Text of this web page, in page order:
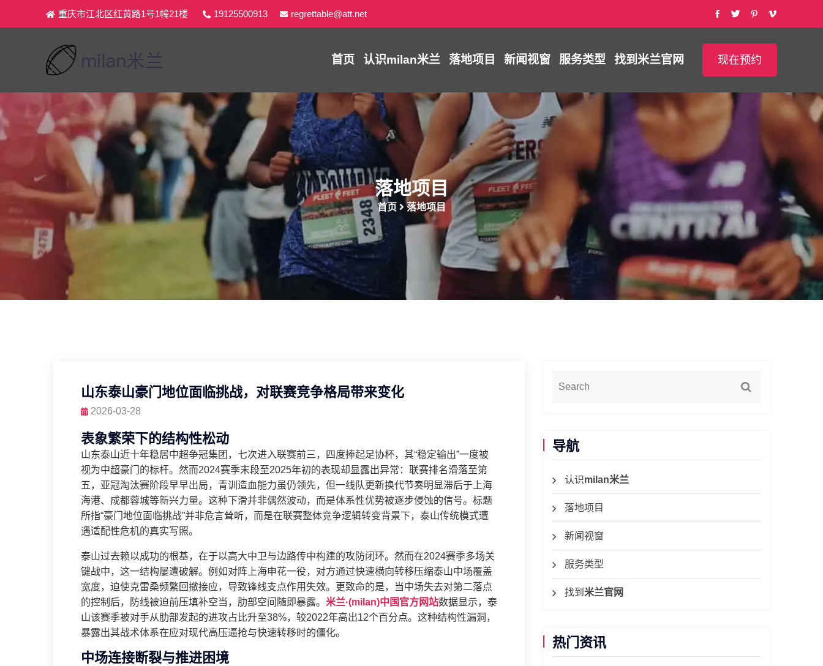
重庆市江北区红黄路1号1幢21楼 19125500913 regrettable@att.net
首页 认识milan米兰 落地项目 新闻视窗 服务类型 找到 米兰官网 现在预约
落地项目
首页 落地项目
山东泰山豪门地位面临挑战，对联赛竞争格局带来变化
2026-03-28
表象繁荣下的结构性松动
山东泰山近十年稳居中超争冠集团，七次进入联赛前三，四度捧起足协杯，其“稳定输出”一度被
视为中超豪门的标杆。然而2024赛季末段至2025年初的表现却显露出异常：联赛排名滑落至第
五，亚冠淘汰赛阶段早早出局，青训造血能力虽仍领先，但一线队更新换代节奏明显滞后于上海
海港、成都蓉城等新兴力量。这种下滑并非偶然波动，而是体系性优势被逐步侵蚀的信号。标题
所指“豪门地位面临挑战”并非危言耸听，而是在联赛整体竞争逻辑转变背景下，泰山传统模式遭
遇适配性危机的真实写照。
泰山过去赖以成功的根基，在于以高大中卫与边路传中构建的攻防闭环。然而在2024赛季多场关
键战中，这一结构屡遭破解。例如对阵上海申花一役，对方通过快速横向转移压缩泰山中场覆盖
宽度，迫使克雷桑频繁回撤接应，导致锋线支点作用失效。更致命的是，当中场失去对第二落点
的控制后，防线被迫前压填补空当，肋部空间随即暴露。 米兰·(milan)中国官方网站数据显示，泰
山该赛季被对手从肋部发起的进攻占比升至38%，较2022年高出12个百分点。这种结构性漏洞，
暴露出其战术体系在应对现代高压逼抢与快速转移时的僵化。
中场连接断裂与推进困境
导航
认识milan米兰
落地项目
新闻视窗
服务类型
找到 米兰官网
热门资讯